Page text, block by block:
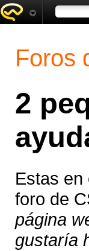
Foros
2
Estas en
foro de
página
gustaría